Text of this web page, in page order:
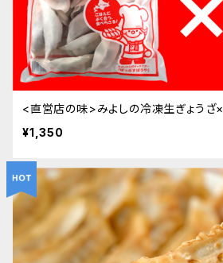
<直営店の味>みよしの冷凍生ぎょうざ
¥1,350